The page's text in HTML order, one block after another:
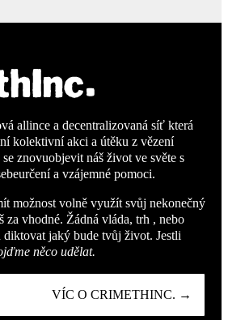
allince a decentralizovaná síť která
kolektivní akci a útěku z vězení
se znovuobjevit náš život ve světe s
a vzájemné pomoci.
možnost volně využít svůj nekonečný
za vhodné. Žádná vláda, trh , nebo
jaký bude tvůj život. Jestli
něco udělat.
VÍC O CRIMETHINC. →